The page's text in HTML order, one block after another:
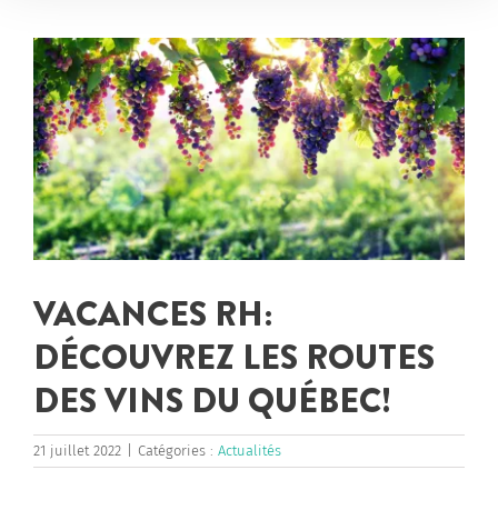
Voir
l'image
agrandie
VACANCES RH:
DÉCOUVREZ LES ROUTES
DES VINS DU QUÉBEC!
21 juillet 2022 Catégories : Actualités